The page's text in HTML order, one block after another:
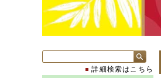
詳細検索はこちら